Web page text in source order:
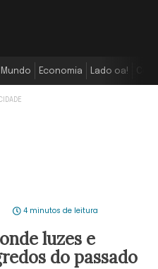
Mundo Economia Lado oa!
4 minutos de leitura
luzes e
do passado